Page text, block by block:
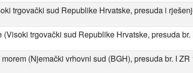
trgovački sud Republike Hrvatske, presuda i
trgovački sud Republike Hrvatske, presuda
(Njemački vrhovni sud (BGH), presuda br. I